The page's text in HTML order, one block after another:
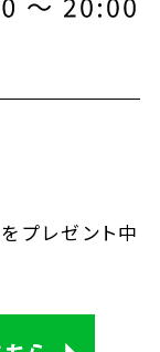
プレゼント中